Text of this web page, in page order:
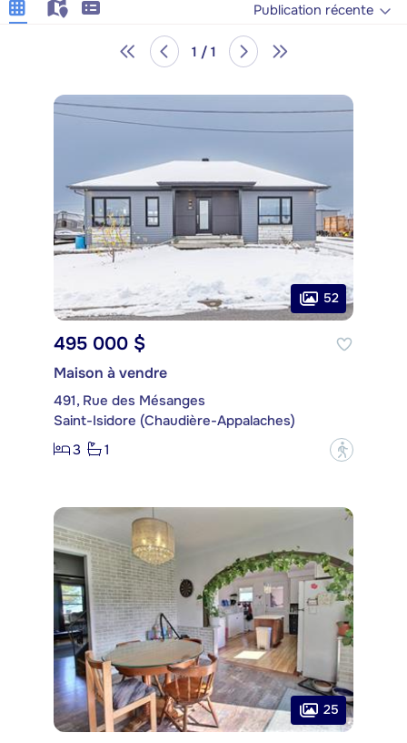
Publication récente
1 / 1
52
495 000 $
Maison à vendre
491, Rue des Mésanges
Saint-Isidore (Chaudière-Appalaches)
3
1 ?
25